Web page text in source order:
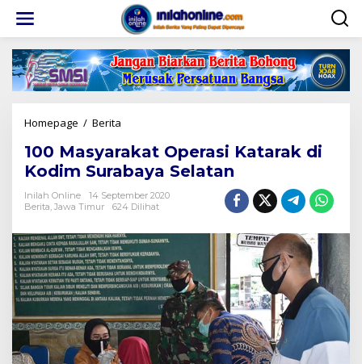
konten
Homepage / Berita
Operasi
Katarak
di
Kodim
Surabaya
100 Masyarakat Operasi Katarak di
Kodim Surabaya Selatan
Inilah Online
14 September 2020
Berita Jawa Timur 624 Dilihat